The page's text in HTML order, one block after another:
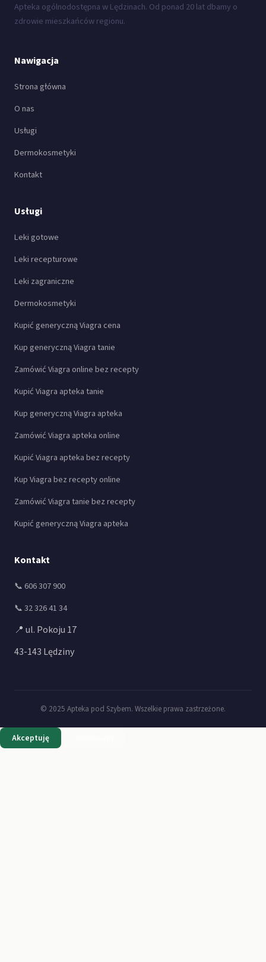
Apteka ogólnodostępna w Lędzinach. Od ponad 20 lat dbamy o
zdrowie mieszkańców regionu.
Nawigacja
Strona główna
O nas
Usługi
Dermokosmetyki
Kontakt
Usługi
Leki gotowe
Leki recepturowe
Leki zagraniczne
Dermokosmetyki
Kupić generyczną Viagra cena
Kup generyczną Viagra tanie
Zamówić Viagra online bez recepty
Kupić Viagra apteka tanie
Kup generyczną Viagra apteka
Zamówić Viagra apteka online
Kupić Viagra apteka bez recepty
Kup Viagra bez recepty online
Zamówić Viagra tanie bez recepty
Kupić generyczną Viagra apteka
Kontakt
📞 606 307 900
📞 32 326 41 34
📍 ul. Pokoju 17
43-143 Lędziny
© 2025 Apteka pod Szybem. Wszelkie prawa zastrzeżone.
Akceptuję